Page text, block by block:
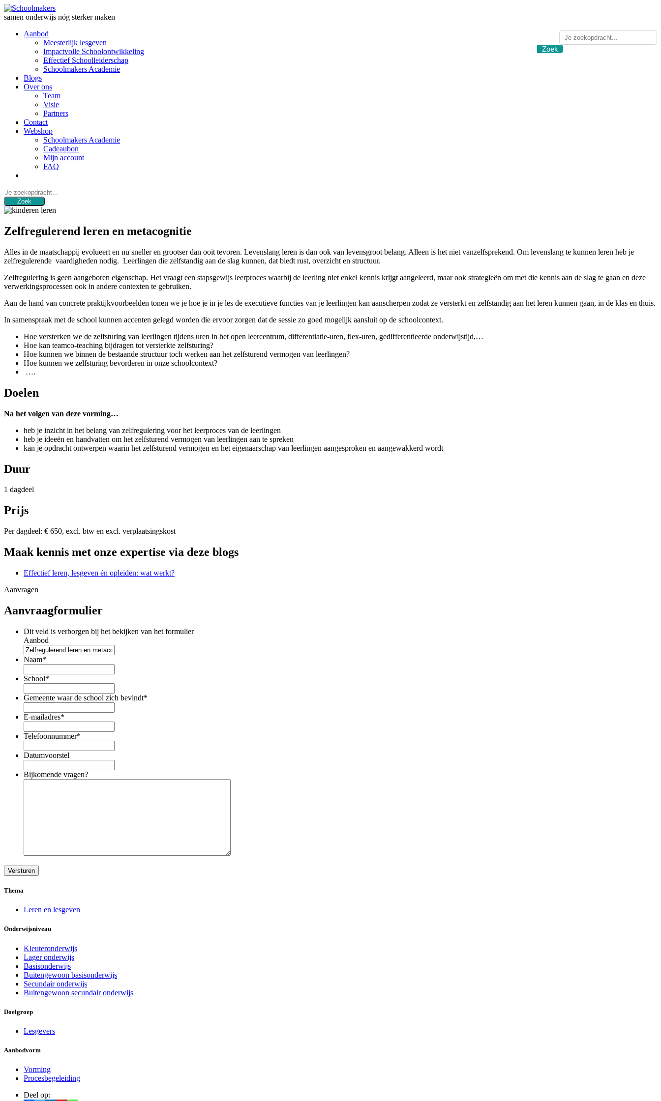
samen onderwijs nóg sterker maken
Aanbod
Meesterlijk lesgeven
Impactvolle Schoolontwikkeling
Effectief Schoolleiderschap
Schoolmakers Academie
Blogs
Over ons
Team
Visie
Partners
Contact
Webshop
Schoolmakers Academie
Cadeaubon
Mijn account
FAQ
Zelfregulerend leren en metacognitie
Alles in de maatschappij evolueert en nu sneller en grootser dan ooit tevoren. Levenslang leren is dan ook van levensgroot belang. Alleen is het niet vanzelfsprekend. Om levenslang te kunnen leren heb je
zelfregulerende vaardigheden nodig. Leerlingen die zelfstandig aan de slag kunnen, dat biedt rust, overzicht en structuur.
Zelfregulering is geen aangeboren eigenschap. Het vraagt een stapsgewijs leerproces waarbij de leerling niet enkel kennis krijgt aangeleerd, maar ook strategieën om met die kennis aan de slag te gaan en deze
verwerkingsprocessen ook in andere contexten te gebruiken.
Aan de hand van concrete praktijkvoorbeelden tonen we je hoe je in je les de executieve functies van je leerlingen kan aanscherpen zodat ze versterkt en zelfstandig aan het leren kunnen gaan, in de klas en thuis.
In samenspraak met de school kunnen accenten gelegd worden die ervoor zorgen dat de sessie zo goed mogelijk aansluit op de schoolcontext.
Hoe versterken we de zelfsturing van leerlingen tijdens uren in het open leercentrum, differentiatie-uren, flex-uren, gedifferentieerde onderwijstijd,…
Hoe kan teamco-teaching bijdragen tot versterkte zelfsturing?
Hoe kunnen we binnen de bestaande structuur toch werken aan het zelfsturend vermogen van leerlingen?
Hoe kunnen we zelfsturing bevorderen in onze schoolcontext?
….
Doelen
Na het volgen van deze vorming…
heb je inzicht in het belang van zelfregulering voor het leerproces van de leerlingen
heb je ideeën en handvatten om het zelfsturend vermogen van leerlingen aan te spreken
kan je opdracht ontwerpen waarin het zelfsturend vermogen en het eigenaarschap van leerlingen aangesproken en aangewakkerd wordt
Duur
1 dagdeel
Prijs
Per dagdeel: € 650, excl. btw en excl. verplaatsingskost
Maak kennis met onze expertise via deze blogs
Effectief leren, lesgeven én opleiden: wat werkt?
Aanvragen
Aanvraagformulier
Dit veld is verborgen bij het bekijken van het formulier
Aanbod
Naam*
School*
Gemeente waar de school zich bevindt*
E-mailadres*
Telefoonnummer*
Datumvoorstel
Bijkomende vragen?
Thema
Leren en lesgeven
Onderwijsniveau
Kleuteronderwijs
Lager onderwijs
Basisonderwijs
Buitengewoon basisonderwijs
Secundair onderwijs
Buitengewoon secundair onderwijs
Doelgroep
Lesgevers
Aanbodvorm
Vorming
Procesbegeleiding
Deel op: